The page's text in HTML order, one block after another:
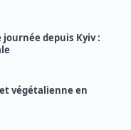
depuis Kyiv :
végétalienne en